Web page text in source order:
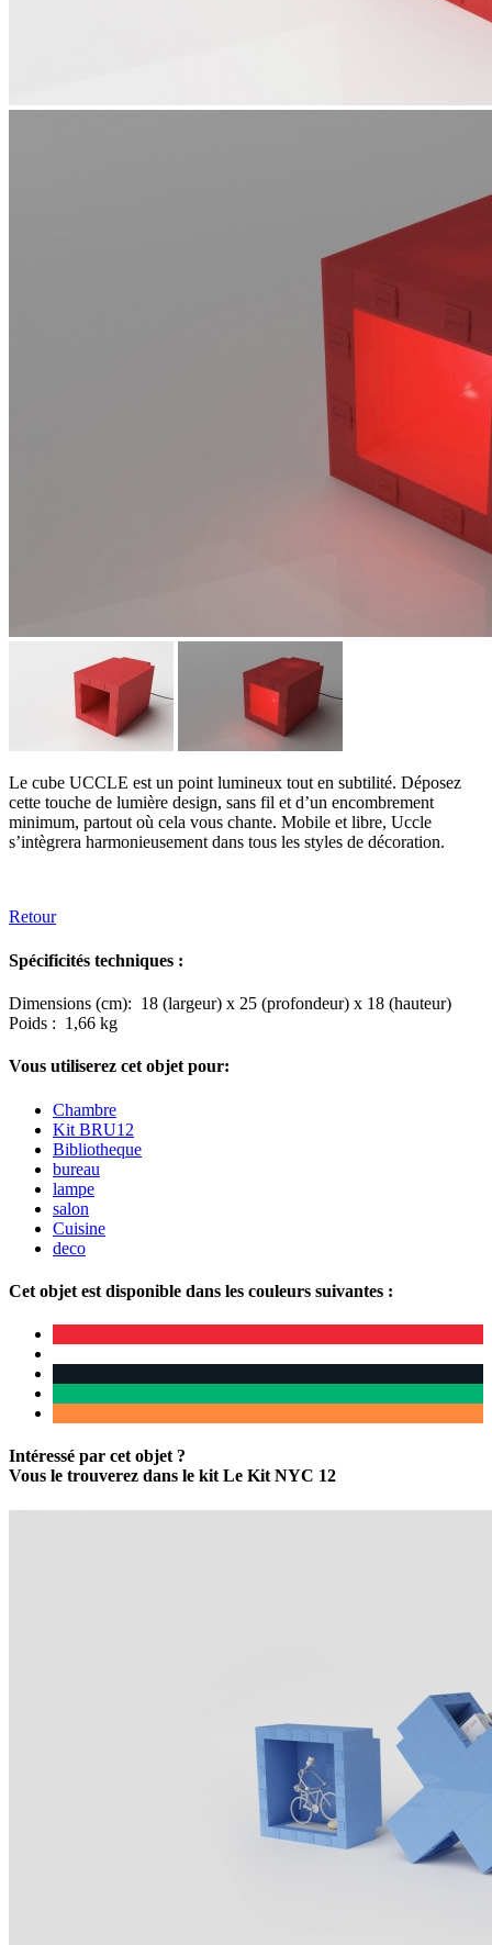
Le cube UCCLE est un point lumineux tout en subtilité. Déposez
cette touche de lumière design, sans fil et d’un encombrement
minimum, partout où cela vous chante. Mobile et libre, Uccle
s’intègrera harmonieusement dans tous les styles de décoration.
Retour
Spécificités techniques :
Dimensions (cm): 18 (largeur) x 25 (profondeur) x 18 (hauteur)
Poids : 1,66 kg
Vous utiliserez cet objet pour:
Chambre
Kit BRU12
Bibliotheque
bureau
lampe
salon
Cuisine
deco
Cet objet est disponible dans les couleurs suivantes :
Intéressé par cet objet ?
Vous le trouverez dans le kit Le Kit NYC 12